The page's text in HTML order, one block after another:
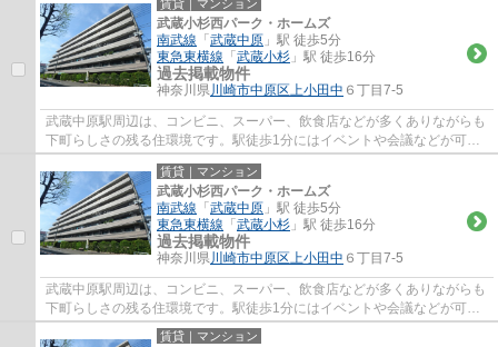
賃貸｜マンション
武蔵小杉西パーク・ホームズ
南武線 「 武蔵中原 」駅 徒歩5分
東急東横線 「 武蔵小杉 」駅 徒歩16分
過去掲載物件
神奈川県川崎市中原区上小田中 ６丁目7-5
武蔵中原駅周辺は、コンビニ、スーパー、飲食店などが多くありながらも
下町らしさの残る住環境です。駅徒歩1分にはイベントや会議などが可能
な「エポック中原」がございます。田園都市...
賃貸｜マンション
武蔵小杉西パーク・ホームズ
南武線 「 武蔵中原 」駅 徒歩5分
東急東横線 「 武蔵小杉 」駅 徒歩16分
過去掲載物件
神奈川県川崎市中原区上小田中 ６丁目7-5
武蔵中原駅周辺は、コンビニ、スーパー、飲食店などが多くありながらも
下町らしさの残る住環境です。駅徒歩1分にはイベントや会議などが可能
な「エポック中原」がございます。田園都市...
賃貸｜マンション